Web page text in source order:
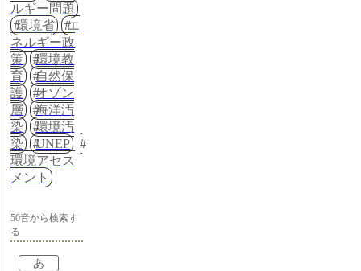
ルギー問題
環境省
エ
ネルギー政
策
環境教
育
自然保
護
オゾン
層
海洋汚
染
環境汚
染
UNEP
環境アセス
メント
50音から検索す
る
あ